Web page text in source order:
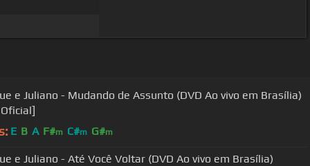
e Juliano - Mudando de Assunto (DVD Ao vivo em Brasília)
E B A F#m C#m G#m
e Juliano - Até Você Voltar (DVD Ao vivo em Brasília)